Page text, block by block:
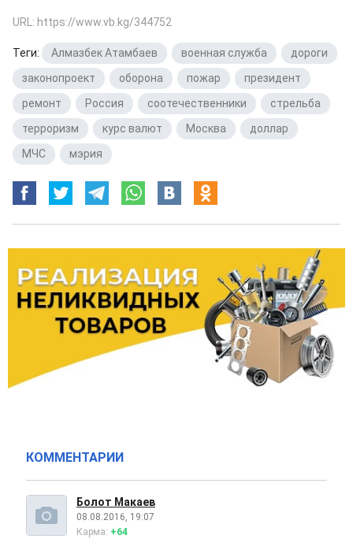
URL: https://www.vb.kg/344752
Теги: Алмазбек Атамбаев военная служба дороги
законопроект
оборона пожар президент
ремонт
Россия соотечественники стрельба
терроризм
курс валют Москва доллар
МЧС
мэрия
КОММЕНТАРИИ
Болот Макаев
08.08.2016, 19:07
Карма: +64